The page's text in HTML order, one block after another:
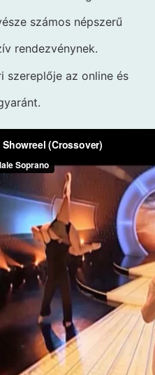
számos népszerű
rendezvénynek.
szereplője az online és